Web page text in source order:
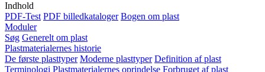
Indhold
PDF-Test PDF billedkataloger Bogen om plast
Moduler
Søg Generelt om plast
Plastmaterialernes historie
De første plasttyper Moderne plasttyper Definition af plast
Terminologi Plastmaterialernes oprindelse Forbruget af plast